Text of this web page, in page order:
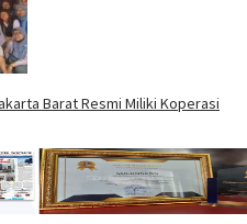
Barat Resmi Miliki Koperasi